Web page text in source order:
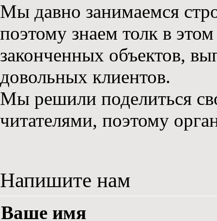
Мы давно занимаемся
поэтому знаем толк в
законченных объектов,
довольных клиентов.
Мы решили поделиться
читателями, поэтому
Напишите нам
Ваше имя